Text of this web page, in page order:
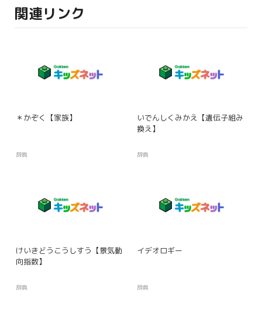
関連リンク
＊かぞく【家族】
辞典
いでんしくみかえ【遺伝子組み
換え】
辞典
けいきどうこうしすう【景気動
向指数】
辞典
イデオロギー
辞典